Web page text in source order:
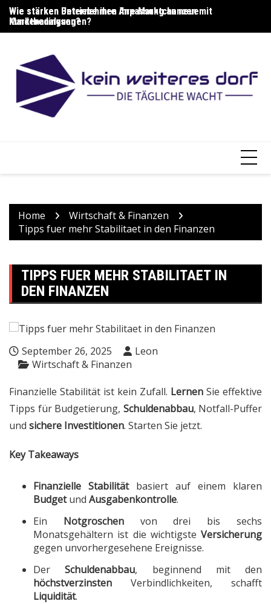
Skip
content
Wie stärken Unternehmen ihre Marktchancen mit
Kundenanalysen?
Wie stärken Betriebe ihre Anpassung an neue
Marktbedingungen?
Home
Wirtschaft & Finanzen
Tipps fuer mehr Stabilitaet in den Finanzen
TIPPS FUER MEHR STABILITAET IN
DEN FINANZEN
September 26, 2025
Leon
Wirtschaft & Finanzen
Finanzielle Stabilität ist kein Zufall. Lernen Sie effektive
Tipps für Budgetierung, Schuldenabbau, Notfall-Puffer
und sichere Investitionen. Starten Sie jetzt.
Key Takeaways
Finanzielle Stabilitätbasiert auf einem klaren
Budgetund Ausgabenkontrolle.
Ein Notgroschenvon drei bis sechs
Monatsgehältern ist die wichtigste Versicherung
gegen unvorhergesehene Ereignisse.
DerSchuldenabbau, beginnend mit den
höchstverzinsten Verbindlichkeiten, schafft
Liquidität.